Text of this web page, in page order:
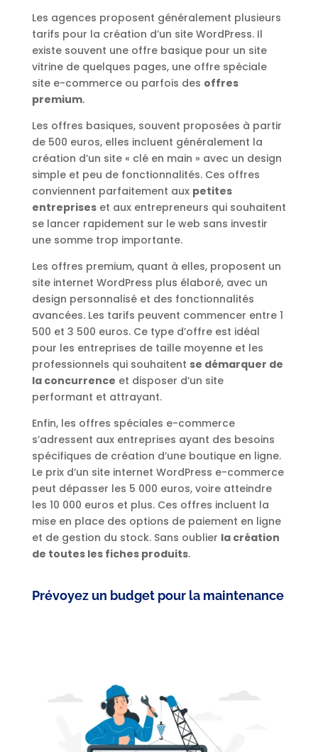
Les agences proposent généralement plusieurs
tarifs pour la création d’un site WordPress. Il
existe souvent une offre basique pour un site
vitrine de quelques pages, une offre spéciale
site e-commerce ou parfois des offres
premium.
Les offres basiques, souvent proposées à partir
de 500 euros, elles incluent généralement la
création d’un site « clé en main » avec un design
simple et peu de fonctionnalités. Ces offres
conviennent parfaitement aux petites
entrepriseset aux entrepreneurs qui souhaitent
se lancer rapidement sur le web sans investir
une somme trop importante.
Les offres premium, quant à elles, proposent un
site internet WordPress plus élaboré, avec un
design personnalisé et des fonctionnalités
avancées. Les tarifs peuvent commencer entre 1
500 et 3 500 euros. Ce type d’offre est idéal
pour les entreprises de taille moyenne et les
professionnels qui souhaitent se démarquer de
la concurrence et disposer d’un site
performant et attrayant.
Enfin, les offres spéciales e-commerce
s’adressent aux entreprises ayant des besoins
spécifiques de création d’une boutique en ligne.
Le prix d’un site internet WordPress e-commerce
peut dépasser les 5 000 euros, voire atteindre
les 10 000 euros et plus. Ces offres incluent la
mise en place des options de paiement en ligne
et de gestion du stock. Sans oublier la création
de toutes les fiches produits.
Prévoyez un budget pour la maintenance